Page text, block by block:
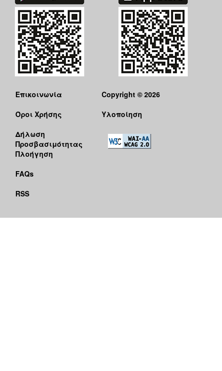
Επικοινωνία
Όροι Χρήσης
Δήλωση
Προσβασιμότητας
Πλοήγηση
FAQs
RSS
Copyright © 2026
Υλοποίηση